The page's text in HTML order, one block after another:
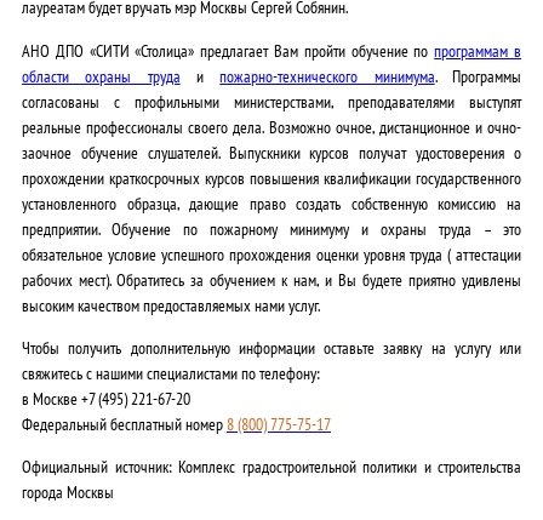
лауреатам будет вручать мэр Москвы Сергей Собянин.
АНО ДПО «СИТИ «Столица» предлагает Вам пройти обучение попрограммам в
области охраны труда ипожарно-технического минимума. Программы
согласованы с профильными министерствами, преподавателями выступят
реальные профессионалы своего дела. Возможно очное, дистанционное и очно-
заочное обучение слушателей. Выпускники курсов получат удостоверения о
прохождении краткосрочных курсов повышения квалификации государственного
установленного образца, дающие право создать собственную комиссию на
предприятии. Обучение по пожарному минимуму и охраны труда – это
обязательное условие успешного прохождения оценки уровня труда ( аттестации
рабочих мест). Обратитесь за обучением к нам, и Вы будете приятно удивлены
высоким качеством предоставляемых нами услуг.
Чтобы получить дополнительную информации оставьте заявку на услугу или
свяжитесь с нашими специалистами по телефону:
в Москве +7 (495) 221-67-20
Федеральный бесплатный номер8 (800) 775-75-17
Официальный источник: Комплекс градостроительной политики и строительства
города Москвы